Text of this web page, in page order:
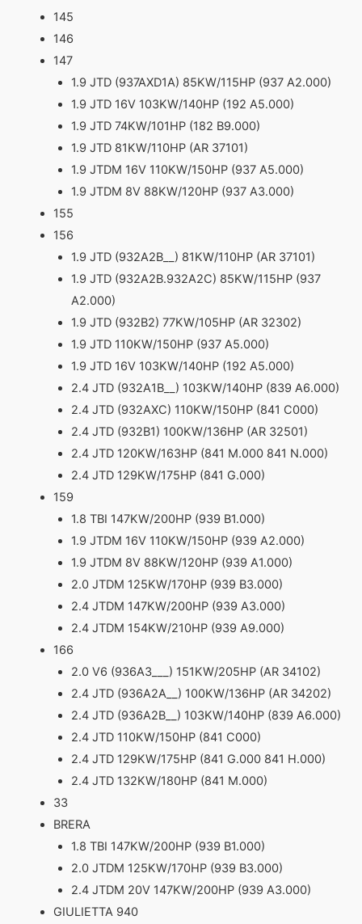
145
146
147
1.9 JTD (937AXD1A) 85KW/115HP (937 A2.000)
1.9 JTD 16V 103KW/140HP (192 A5.000)
1.9 JTD 74KW/101HP (182 B9.000)
1.9 JTD 81KW/110HP (AR 37101)
1.9 JTDM 16V 110KW/150HP (937 A5.000)
1.9 JTDM 8V 88KW/120HP (937 A3.000)
155
156
1.9 JTD (932A2B__) 81KW/110HP (AR 37101)
1.9 JTD (932A2B.932A2C) 85KW/115HP (937
A2.000)
1.9 JTD (932B2) 77KW/105HP (AR 32302)
1.9 JTD 110KW/150HP (937 A5.000)
1.9 JTD 16V 103KW/140HP (192 A5.000)
2.4 JTD (932A1B__) 103KW/140HP (839 A6.000)
2.4 JTD (932AXC) 110KW/150HP (841 C000)
2.4 JTD (932B1) 100KW/136HP (AR 32501)
2.4 JTD 120KW/163HP (841 M.000 841 N.000)
2.4 JTD 129KW/175HP (841 G.000)
159
1.8 TBI 147KW/200HP (939 B1.000)
1.9 JTDM 16V 110KW/150HP (939 A2.000)
1.9 JTDM 8V 88KW/120HP (939 A1.000)
2.0 JTDM 125KW/170HP (939 B3.000)
2.4 JTDM 147KW/200HP (939 A3.000)
2.4 JTDM 154KW/210HP (939 A9.000)
166
2.0 V6 (936A3___) 151KW/205HP (AR 34102)
2.4 JTD (936A2A__) 100KW/136HP (AR 34202)
2.4 JTD (936A2B__) 103KW/140HP (839 A6.000)
2.4 JTD 110KW/150HP (841 C000)
2.4 JTD 129KW/175HP (841 G.000 841 H.000)
2.4 JTD 132KW/180HP (841 M.000)
33
BRERA
1.8 TBI 147KW/200HP (939 B1.000)
2.0 JTDM 125KW/170HP (939 B3.000)
2.4 JTDM 20V 147KW/200HP (939 A3.000)
GIULIETTA 940